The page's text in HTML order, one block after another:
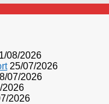
08/2026
25/07/2026
07/2026
2026
2026